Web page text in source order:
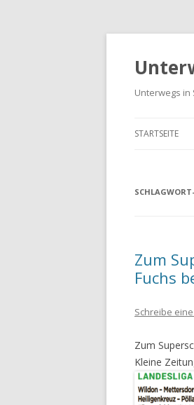
Unterwegs in
STARTSEITE
Zum
Fuchs
Schreibe
Zum
Kleine